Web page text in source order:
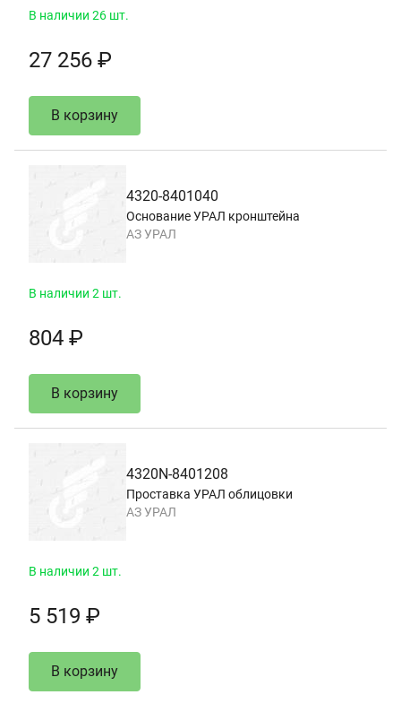
В наличии 26 шт.
27 256 ₽
В корзину
4320-8401040
Основание УРАЛ кронштейна
АЗ УРАЛ
В наличии 2 шт.
804 ₽
В корзину
4320N-8401208
Проставка УРАЛ облицовки
АЗ УРАЛ
В наличии 2 шт.
5 519 ₽
В корзину